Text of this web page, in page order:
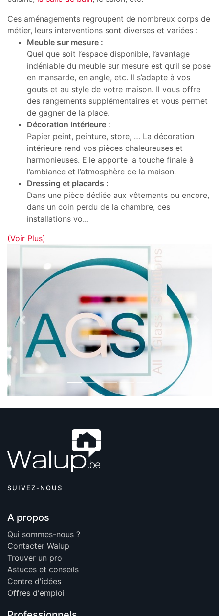
Ces aménagements regroupent de nombreux corps de
métier, leurs interventions sont diverses et variées :
Meuble sur mesure :
Quel que soit l’espace disponible, l’avantage
indéniable du meuble sur mesure est qu’il se pose
en mansarde, en angle, etc. Il s’adapte à vos
gouts et au style de votre maison. Il vous offre
des rangements supplémentaires et vous permet
de gagner de la place.
Décoration intérieure :
Papier peint, peinture, store, … La décoration
intérieure rend vos pièces chaleureuses et
harmonieuses. Elle apporte la touche finale à
l’ambiance et l’atmosphère de la maison.
Dressing et placards :
Dans une pièce dédiée aux vêtements ou encore,
dans un coin perdu de la chambre, ces
installations vo...
(Voir Plus)
Previous
SUIVEZ-NOUS
A propos
Qui sommes-nous ?
Contacter Walup
Trouver un pro
Astuces et conseils
Centre d'idées
Offres d'emploi